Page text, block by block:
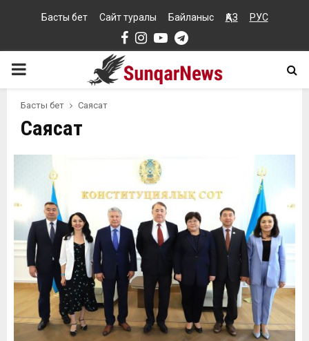
Басты бет Сайт туралы Байланыс ҚАЗ РУС
Facebook
Instagram
YoutubeTelegram
PRIMARY
MENU
Басты бет Саясат
Саясат